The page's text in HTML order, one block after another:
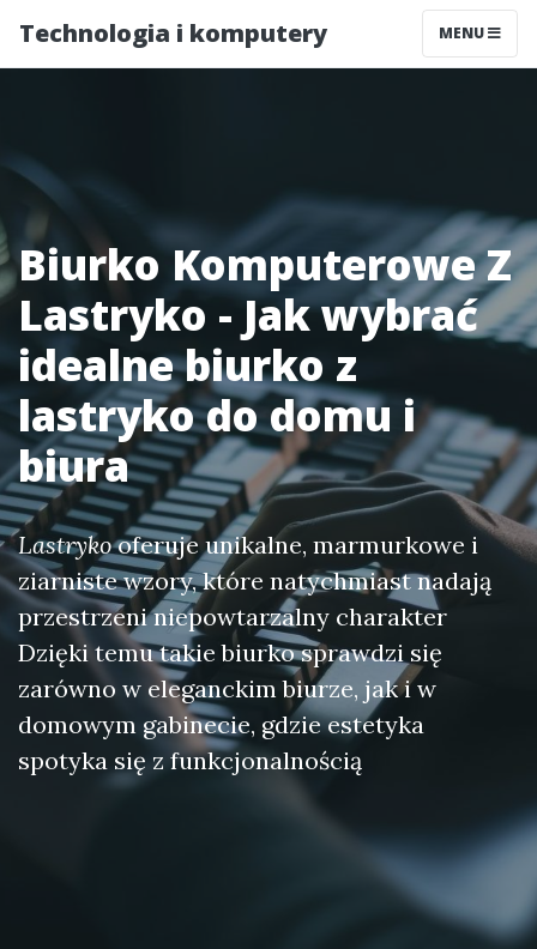
Technologia i komputery MENU
Biurko Komputerowe Z
Lastryko - Jak wybrać
idealne biurko z
lastryko do domu i
biura
Lastrykooferuje unikalne, marmurkowe i
ziarniste wzory, które natychmiast nadają
przestrzeni niepowtarzalny charakter
Dzięki temu takie biurko sprawdzi się
zarówno w eleganckim biurze, jak i w
domowym gabinecie, gdzie estetyka
spotyka się z funkcjonalnością